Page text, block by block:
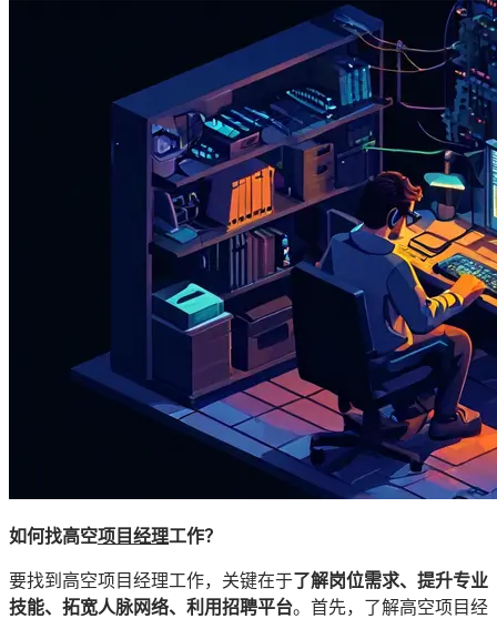
如何找高空项目经理工作？
要找到高空项目经理工作，关键在于了解岗位需求、提升专业
技能、拓宽人脉网络、利用招聘平台。首先，了解高空项目经